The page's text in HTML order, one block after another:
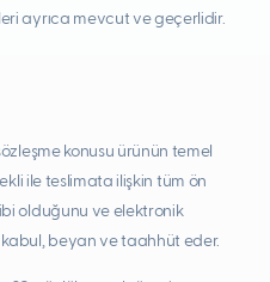
ayrıca mevcut ve geçerlidir.
konusu ürünün temel
ile teslimata ilişkin tüm ön
olduğunu ve elektronik
beyan ve taahhüt eder.